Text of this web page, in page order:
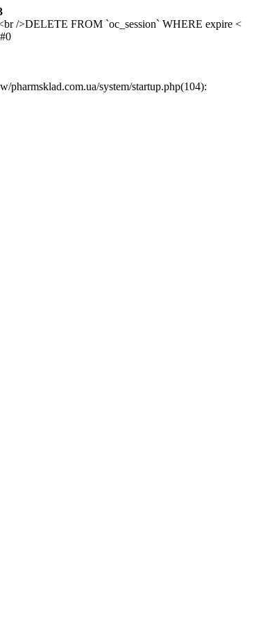
/>DELETE FROM `oc_session` WHERE expire <
system/startup.php(104):